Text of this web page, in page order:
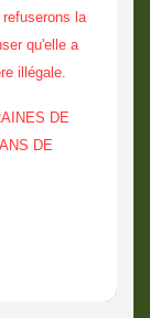
la
qu'elle a
illégale.
DE
DE